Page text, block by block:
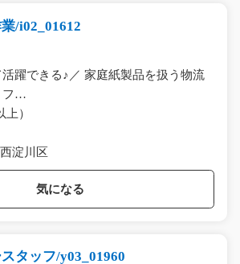
/i02_01612
躍できる♪／ 家庭紙製品を扱う物流
フ…
）
淀川区
気になる
タッフ/y03_01960